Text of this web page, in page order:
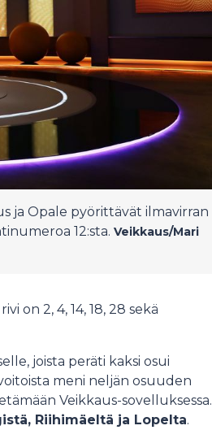
ja Opale pyörittävät ilmavirran
12:sta. Veikkaus/Mari
on 2, 4, 14, 18, 28 sekä
joista peräti kaksi osui
meni neljän osuuden
Veikkaus-sovelluksessa.
Riihimäeltä ja Lopelta.